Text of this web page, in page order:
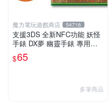
魔力電玩遊戲商店 54716
支援3DS 全新NFC功能 妖怪
手錶 DX夢 幽靈手錶 專用徽
章 夢04 妖氣解放 魔法能量釋
放 單包【板橋魔力】
$65
多筆商品